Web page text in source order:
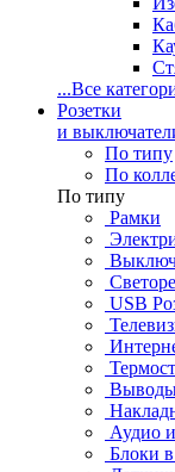
...Все
Розетки
и
По типу
По
По типу
Рамки
USB
Выводы
Аудио
Блоки